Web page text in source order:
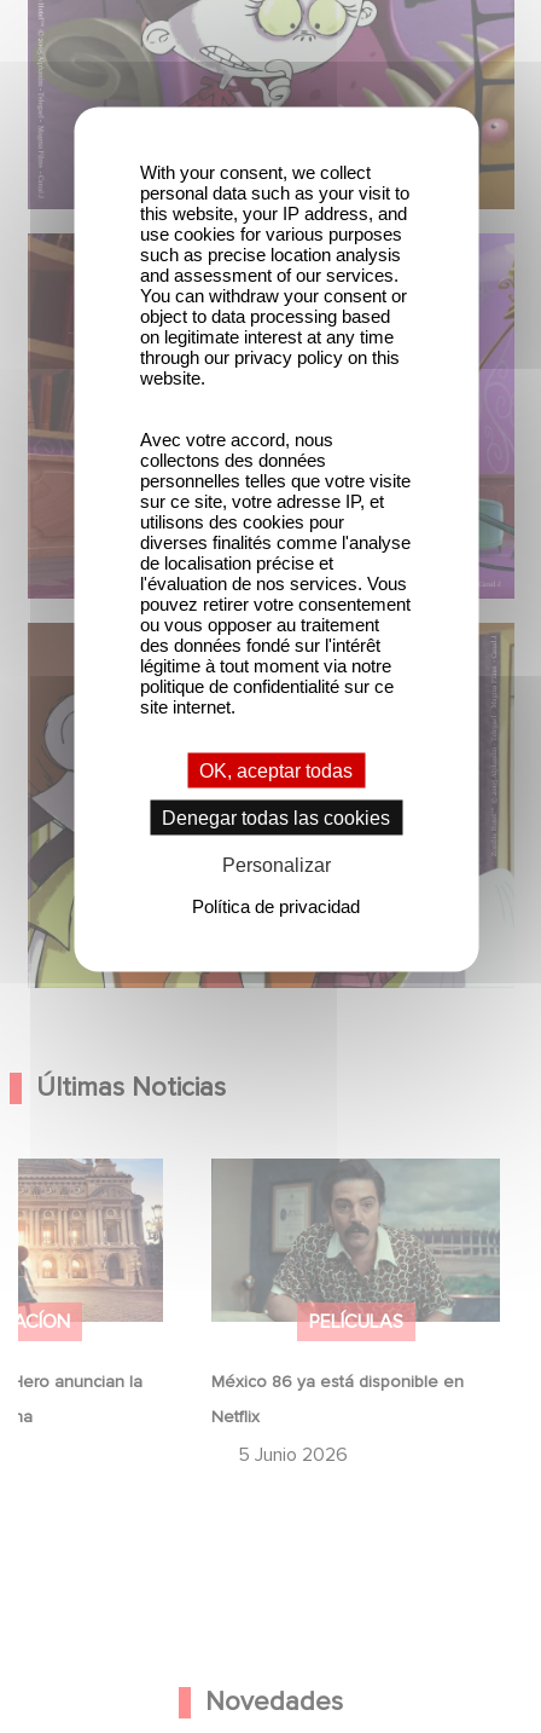
Últimas Noticias
Hero anuncian la
Hero anuncian la
PELÍCULAS
México 86 ya está disponible en
Netflix
5 Junio 2026
México 86 ya está disponible en
Novedades
With your consent, we collect
personal data such as your visit to
this website, your IP address, and
use cookies for various purposes
such as precise location analysis
and assessment of our services.
You can withdraw your consent or
object to data processing based
on legitimate interest at any time
through our privacy policy on this
website.
Avec votre accord, nous
collectons des données
personnelles telles que votre visite
sur ce site, votre adresse IP, et
utilisons des cookies pour
diverses finalités comme l'analyse
de localisation précise et
l'évaluation de nos services. Vous
pouvez retirer votre consentement
ou vous opposer au traitement
des données fondé sur l'intérêt
légitime à tout moment via notre
politique de confidentialité sur ce
site internet.
OK, aceptar todas
Denegar todas las cookies
Personalizar
Política de privacidad